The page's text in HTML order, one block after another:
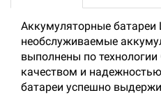
Аккумуляторные батареи
необслуживаемые
выполнены по
качеством и
батареи успешно